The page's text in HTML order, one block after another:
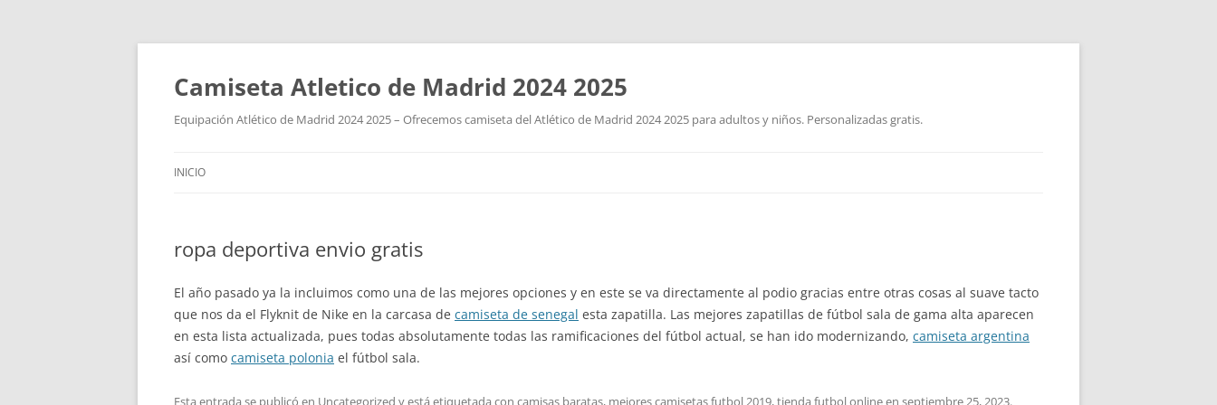
Camiseta Atletico de Madrid 2024 2025
Equipación Atlético de Madrid 2024 2025 – Ofrecemos camiseta del Atlético de Madrid 2024 2025 para adultos y niños. Personalizadas gratis.
INICIO
ropa deportiva envio gratis
El año pasado ya la incluimos como una de las mejores opciones y en este se va directamente al podio gracias entre otras cosas al suave tacto
que nos da el Flyknit de Nike en la carcasa de camiseta de senegal esta zapatilla. Las mejores zapatillas de fútbol sala de gama alta aparecen
en esta lista actualizada, pues todas absolutamente todas las ramificaciones del fútbol actual, se han ido modernizando, camiseta argentina
así como camiseta polonia el fútbol sala.
Esta entrada se publicó en Uncategorized y está etiquetada con camisas baratas, mejores camisetas futbol 2019,tienda futbol onlineen septiembre 25, 2023.